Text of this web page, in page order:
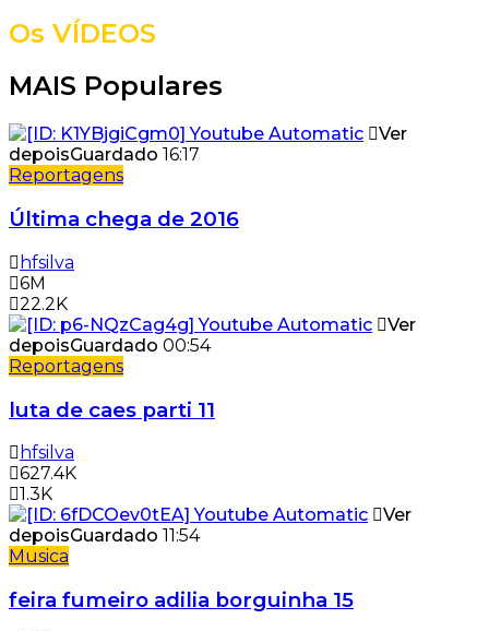
Os VÍDEOS
MAIS Populares
Ver
depoisGuardado 16:17
Reportagens
Última chega de 2016
hfsilva
6M
22.2K
Ver
depoisGuardado 00:54
Reportagens
luta de caes parti 11
hfsilva
627.4K
1.3K
Ver
depoisGuardado 11:54
Musica
feira fumeiro adilia borguinha 15